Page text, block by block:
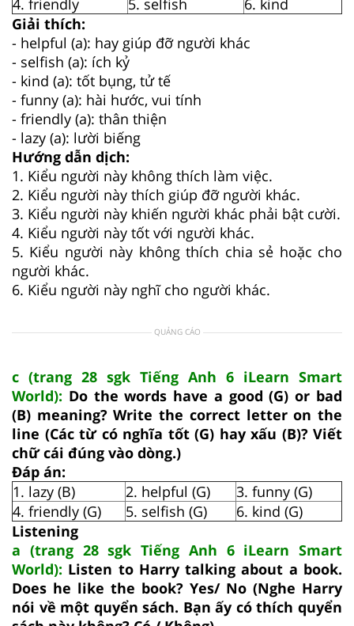
Giải thích:
- helpful (a): hay giúp đỡ người khác
- selfish (a): ích kỷ
- kind (a): tốt bụng, tử tế
- funny (a): hài hước, vui tính
- friendly (a): thân thiện
- lazy (a): lười biếng
Hướng dẫn dịch:
1. Kiểu người này không thích làm việc.
2. Kiểu người này thích giúp đỡ người khác.
3. Kiểu người này khiến người khác phải bật cười.
4. Kiểu người này tốt với người khác.
5. Kiểu người này không thích chia sẻ hoặc cho
người khác.
6. Kiểu người này nghĩ cho người khác.
QUẢNG CÁO
c (trang 28 sgk Tiếng Anh 6 iLearn Smart
World): Do the words have a good (G) or bad
(B) meaning? Write the correct letter on the
line (Các từ có nghĩa tốt (G) hay xấu (B)? Viết
chữ cái đúng vào dòng.)
Đáp án:
1. lazy (B)
2. helpful (G)
3. funny (G)
4. friendly (G)
5. selfish (G)
6. kind (G)
Listening
a (trang 28 sgk Tiếng Anh 6 iLearn Smart
World): Listen to Harry talking about a book.
Does he like the book? Yes/ No (Nghe Harry
nói về một quyển sách. Bạn ấy có thích quyển